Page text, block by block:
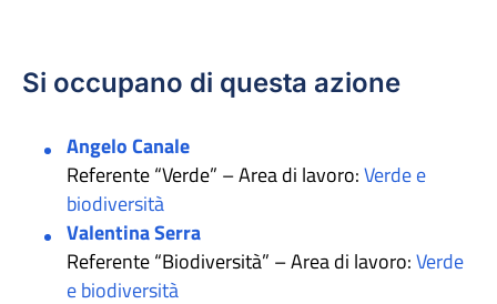
Si occupano di questa azione
Angelo Canale
Referente “Verde” – Area di lavoro:Verde e
biodiversità
Valentina Serra
Referente “Biodiversità” – Area di lavoro:Verde
e biodiversità